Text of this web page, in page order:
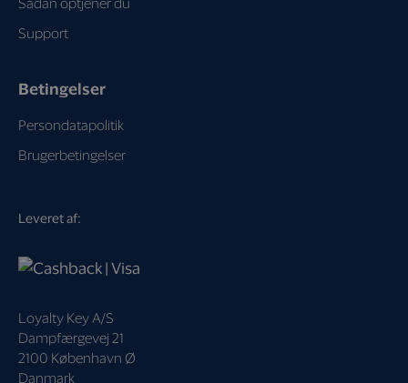
Leveret af:
Loyalty Key A/S
Dampfærgevej 21
2100 København Ø
Danmark
Sådan optjener du
Support
Betingelser
Persondatapolitik
Brugerbetingelser